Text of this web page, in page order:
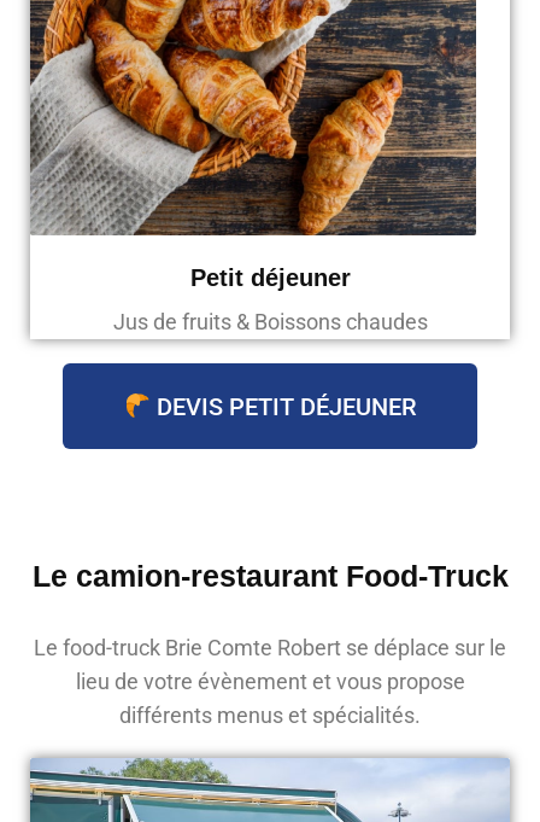
Petit déjeuner
Jus de fruits & Boissons chaudes
DEVIS PETIT DÉJEUNER
Le camion-restaurant Food-Truck
Le food-truck Brie Comte Robert se déplace sur le
lieu de votre évènement et vous propose
différents menus et spécialités.